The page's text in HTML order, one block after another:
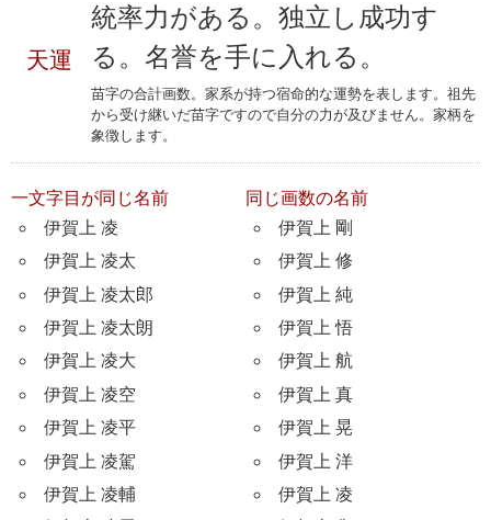
天運
統率力がある。独立し成功す
る。名誉を手に入れる。
苗字の合計画数。家系が持つ宿命的な運勢を表します。祖先
から受け継いだ苗字ですので自分の力が及びません。家柄を
象徴します。
一文字目が同じ名前
伊賀上 凌
伊賀上 凌太
伊賀上 凌太郎
伊賀上 凌太朗
伊賀上 凌大
伊賀上 凌空
伊賀上 凌平
伊賀上 凌駕
伊賀上 凌輔
同じ画数の名前
伊賀上 剛
伊賀上 修
伊賀上 純
伊賀上 悟
伊賀上 航
伊賀上 真
伊賀上 晃
伊賀上 洋
伊賀上 凌